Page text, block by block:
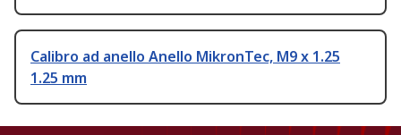
Calibro ad anello Anello MikronTec, M9 x 1.25
1.25 mm